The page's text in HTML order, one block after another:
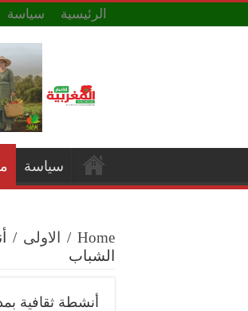
الرئيسية سياسة
سياسة
Home
/ الاولى /
الشباب
أنشطة ثقافية